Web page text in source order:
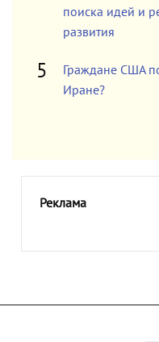
поиска идей и
развития
Граждане США
Иране?
Реклама